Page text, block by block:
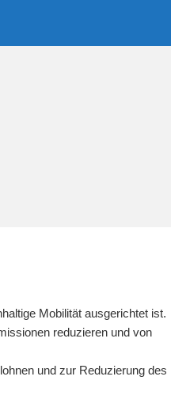
Mobilität ausgerichtet ist.
reduzieren und von
und zur Reduzierung des